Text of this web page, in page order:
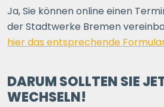
Ja, Sie können online einen
der Stadtwerke Bremen
hier das entsprechende
DARUM SOLLTEN SIE
WECHSELN!